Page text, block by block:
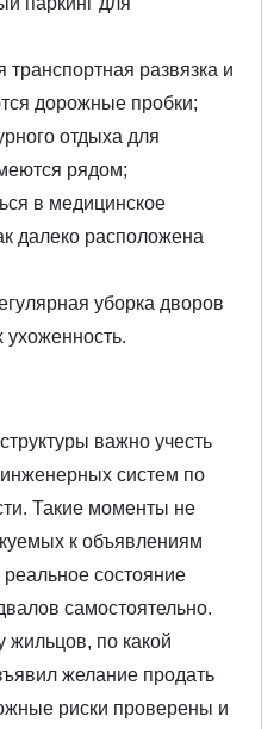
транспортная развязка и
дорожные пробки;
отдыха для
рядом;
в медицинское
далеко расположена
уборка дворов
ухоженность.
важно учесть
систем по
Такие моменты не
к объявлениям
состояние
самостоятельно.
жильцов, по какой
желание продать
риски проверены и